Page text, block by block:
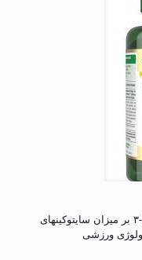
اثر تمرین هوازی شدید همراه با مکمل امگا-۳ بر میزان سایتوکینهای
ورزشی